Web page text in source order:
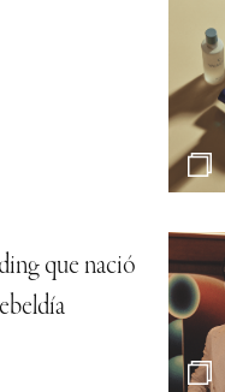
que nació